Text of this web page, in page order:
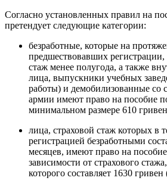
Согласно установленных правил на
претендует следующие категории:
безработные, которые на
предшествовавших
стаж менее полугода, а также
лица, выпускники учебных
работы) и демобилизованные со
армии имеют право на пособие
минимальном размере 610
лица, страховой стаж которых в
регистрацией безработными
месяцев, имеют право на
зависимости от страхового
которого составляет 1630